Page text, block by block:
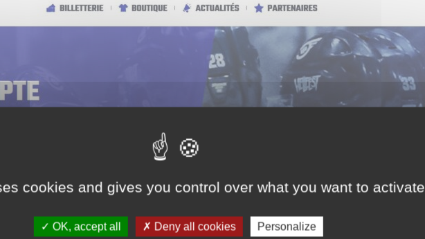
cookies and gives you control over what you want to activate
OK, accept all Deny all cookies Personalize